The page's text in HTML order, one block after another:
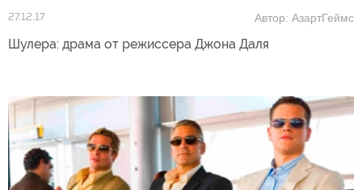
27.12.17 Автор: АзартГеймс
Шулера: драма от режиссера Джона Даля